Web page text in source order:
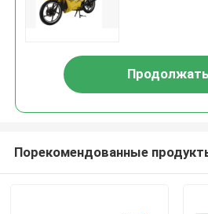
Продолжать
Порекомендованные